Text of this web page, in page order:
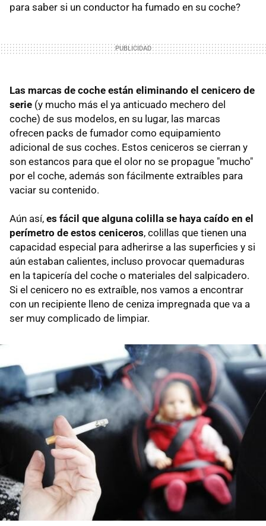
para saber si un conductor ha fumado en su coche?
Las marcas de coche están eliminando el cenicero de
serie (y mucho más el ya anticuado mechero del
coche) de sus modelos, en su lugar, las marcas
ofrecen packs de fumador como equipamiento
adicional de sus coches. Estos ceniceros se cierran y
son estancos para que el olor no se propague "mucho"
por el coche, además son fácilmente extraíbles para
vaciar su contenido.
Aún así, es fácil que alguna colilla se haya caído en el
perímetro de estos ceniceros, colillas que tienen una
capacidad especial para adherirse a las superficies y si
aún estaban calientes, incluso provocar quemaduras
en la tapicería del coche o materiales del salpicadero.
Si el cenicero no es extraíble, nos vamos a encontrar
con un recipiente lleno de ceniza impregnada que va a
ser muy complicado de limpiar.